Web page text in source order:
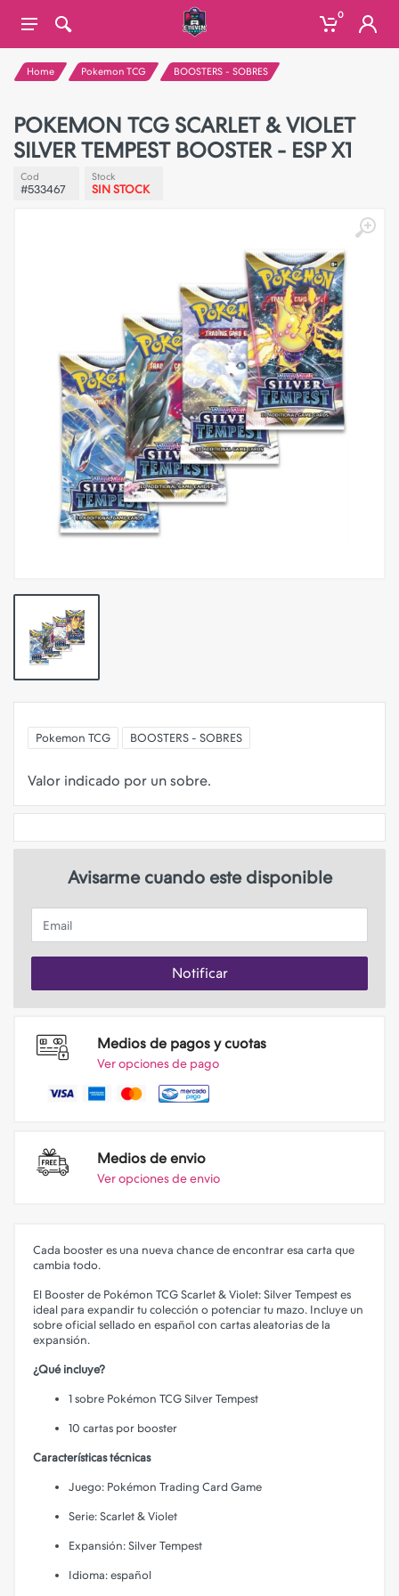
0
Home Pokemon TCG BOOSTERS - SOBRES
POKEMON TCG SCARLET & VIOLET
SILVER TEMPEST BOOSTER - ESP X1
Cod
#533467
Stock
SIN STOCK
Pokemon TCG BOOSTERS - SOBRES
Avisarme cuando este disponible
Email
Notificar
Medios de pagos y cuotas
Ver opciones de pago
Medios de envio
Ver opciones de envio
Cada booster es una nueva chance de encontrar esa carta que
cambia todo.
El Booster de Pokémon TCG Scarlet & Violet: Silver Tempest es
ideal para expandir tu colección o potenciar tu mazo. Incluye un
sobre oficial sellado en español con cartas aleatorias de la
expansión.
¿Qué incluye?
1 sobre Pokémon TCG Silver Tempest
10 cartas por booster
Características técnicas
Juego: Pokémon Trading Card Game
Serie: Scarlet & Violet
Expansión: Silver Tempest
Idioma: español